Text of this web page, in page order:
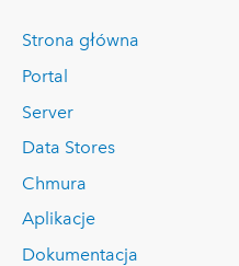
Strona główna
Portal
Server
Data Stores
Chmura
Aplikacje
Dokumentacja